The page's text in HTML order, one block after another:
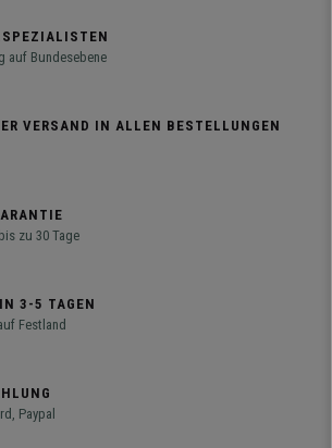
auf Bundesebene
VERSAND IN ALLEN BESTELLUNGEN
zu 30 Tage
3-5 TAGEN
Festland
Paypal